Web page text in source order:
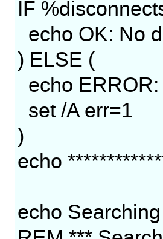
IF
echo OK: No
) ELSE (
echo
set /A err=1
)
echo
echo